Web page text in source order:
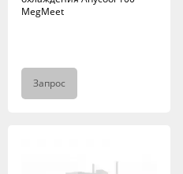
MegMeet
Запрос